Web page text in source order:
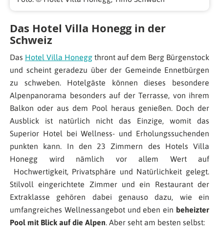
Das Hotel Villa Honegg in der
Schweiz
Das Hotel Villa Honegg thront auf dem Berg Bürgenstock
und scheint geradezu über der Gemeinde Ennetbürgen
zu schweben. Hotelgäste können dieses besondere
Alpenpanorama besonders auf der Terrasse, von ihrem
Balkon oder aus dem Pool heraus genießen. Doch der
Ausblick ist natürlich nicht das Einzige, womit das
Superior Hotel bei Wellness- und Erholungssuchenden
punkten kann. In den 23 Zimmern des Hotels Villa
Honegg wird nämlich vor allem Wert auf
Hochwertigkeit, Privatsphäre und Natürlichkeit gelegt.
Stilvoll eingerichtete Zimmer und ein Restaurant der
Extraklasse gehören dabei genauso dazu, wie ein
umfangreiches Wellnessangebot und eben ein beheizter
Pool mit Blick auf die Alpen. Aber seht am besten selbst: